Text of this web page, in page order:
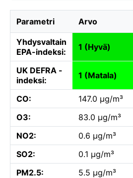
Parametri Arvo
Yhdysvaltain
EPA-indeksi:
1 (Hyvä)
UK DEFRA -
indeksi:
1 (Matala)
CO:
147.0 µg/m³
O3:
83.0 µg/m³
NO2:
0.6 µg/m³
SO2:
0.1 µg/m³
PM2.5:
5.5 µg/m³